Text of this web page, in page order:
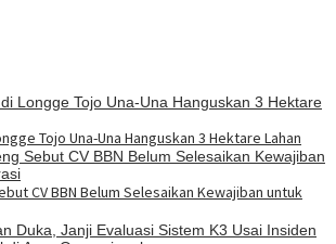
Tojo Una-Una Hanguskan 3 Hektare Lahan
CV BBN Belum Selesaikan Kewajiban untuk